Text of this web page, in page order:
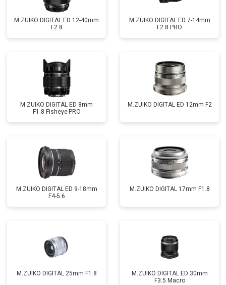
M.ZUIKO DIGITAL ED 12-40mm
F2.8
M.ZUIKO DIGITAL ED 7-14mm
F2.8 PRO
M.ZUIKO DIGITAL ED 8mm
F1.8 Fisheye PRO
M.ZUIKO DIGITAL ED 12mm F2
M.ZUIKO DIGITAL ED 9-18mm
F4-5.6
M.ZUIKO DIGITAL 17mm F1.8
M.ZUIKO DIGITAL 25mm F1.8
M.ZUIKO DIGITAL ED 30mm
F3.5 Macro